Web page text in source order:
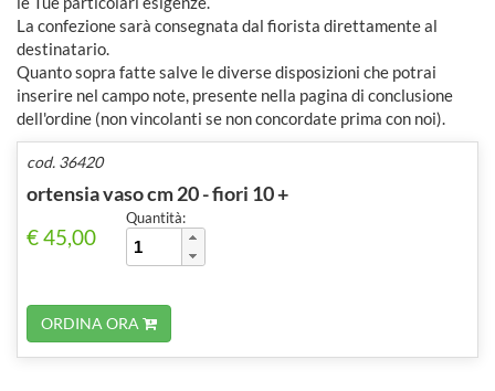
La confezione sarà consegnata dal fiorista direttamente al
destinatario.
Quanto sopra fatte salve le diverse disposizioni che potrai
inserire nel campo note, presente nella pagina di conclusione
dell'ordine (non vincolanti se non concordate prima con noi).
cod. 36420
ortensia vaso cm 20 - fiori 10 +
€ 45,00
Quantità:
ORDINA ORA